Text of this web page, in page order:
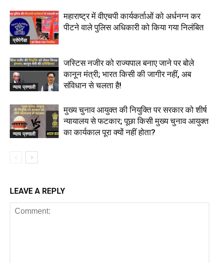
प्रोपेगेंडा
महाराष्‍ट्र में वीएचपी कार्यकर्ताओं को अर्धनग्न कर
पीटने वाले पुलिस अधिकारी को किया गया निलंबित
न्याय प्रणाली
जस्टिस नजीर को राज्यपाल बनाए जाने पर बोले
कानून मंत्री; भारत किसी की जागीर नहीं, अब
संविधान से चलता है!
न्याय प्रणाली
मुख्य चुनाव आयुक्त की नियुक्ति पर सरकार को शीर्ष
न्यायालय से फटकार; पूछा किसी मुख्य चुनाव आयुक्त
का कार्यकाल पूरा क्यों नहीं होता?
LEAVE A REPLY